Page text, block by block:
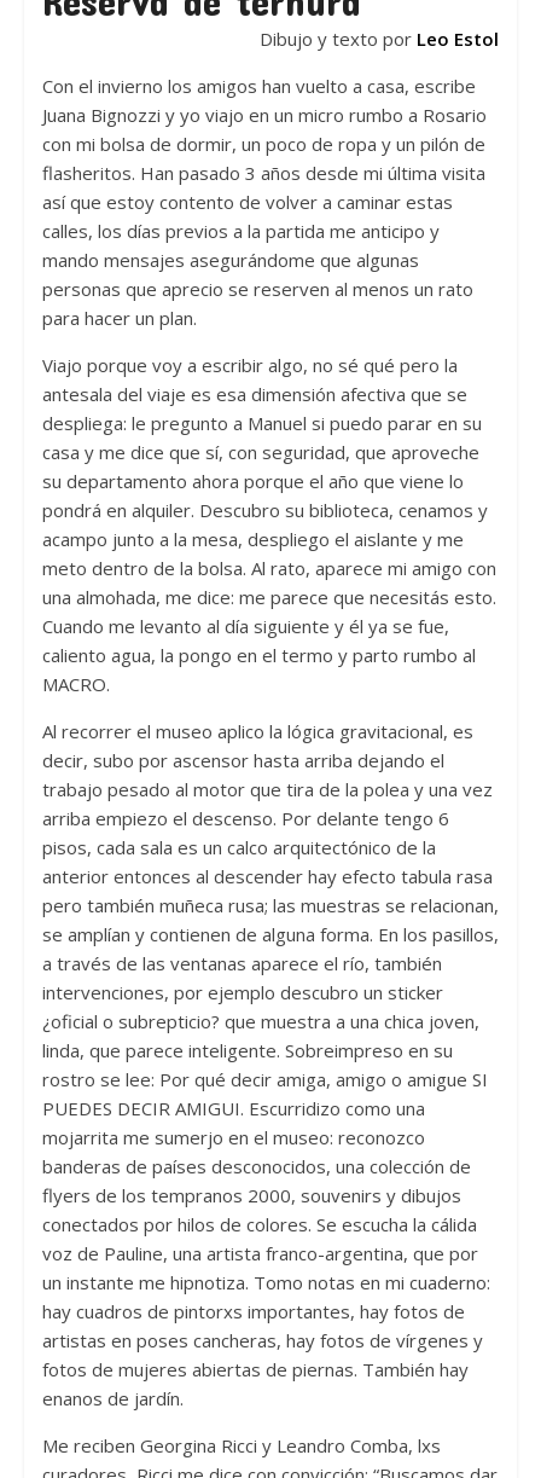
Dibujo y texto por Leo Estol
Con el invierno los amigos han vuelto a casa, escribe
Juana Bignozzi y yo viajo en un micro rumbo a Rosario
con mi bolsa de dormir, un poco de ropa y un pilón de
flasheritos. Han pasado 3 años desde mi última visita
así que estoy contento de volver a caminar estas
calles, los días previos a la partida me anticipo y
mando mensajes asegurándome que algunas
personas que aprecio se reserven al menos un rato
para hacer un plan.
Viajo porque voy a escribir algo, no sé qué pero la
antesala del viaje es esa dimensión afectiva que se
despliega: le pregunto a Manuel si puedo parar en su
casa y me dice que sí, con seguridad, que aproveche
su departamento ahora porque el año que viene lo
pondrá en alquiler. Descubro su biblioteca, cenamos y
acampo junto a la mesa, despliego el aislante y me
meto dentro de la bolsa. Al rato, aparece mi amigo con
una almohada, me dice: me parece que necesitás esto.
Cuando me levanto al día siguiente y él ya se fue,
caliento agua, la pongo en el termo y parto rumbo al
MACRO.
Al recorrer el museo aplico la lógica gravitacional, es
decir, subo por ascensor hasta arriba dejando el
trabajo pesado al motor que tira de la polea y una vez
arriba empiezo el descenso. Por delante tengo 6
pisos, cada sala es un calco arquitectónico de la
anterior entonces al descender hay efecto tabula rasa
pero también muñeca rusa; las muestras se relacionan,
se amplían y contienen de alguna forma. En los pasillos,
a través de las ventanas aparece el río, también
intervenciones, por ejemplo descubro un sticker
¿oficial o subrepticio? que muestra a una chica joven,
linda, que parece inteligente. Sobreimpreso en su
rostro se lee: Por qué decir amiga, amigo o amigue SI
PUEDES DECIR AMIGUI. Escurridizo como una
mojarrita me sumerjo en el museo: reconozco
banderas de países desconocidos, una colección de
flyers de los tempranos 2000, souvenirs y dibujos
conectados por hilos de colores. Se escucha la cálida
voz de Pauline, una artista franco-argentina, que por
un instante me hipnotiza. Tomo notas en mi cuaderno:
hay cuadros de pintorxs importantes, hay fotos de
artistas en poses cancheras, hay fotos de vírgenes y
fotos de mujeres abiertas de piernas. También hay
enanos de jardín.
Me reciben Georgina Ricci y Leandro Comba, lxs